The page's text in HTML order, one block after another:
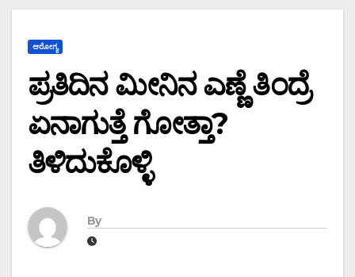
ಆರೋಗ್ಯ
ಪ್ರತಿದಿನ ಮೀನಿನ ಎಣ್ಣೆ ತಿಂದ್ರೆ
ಏನಾಗುತ್ತೆ ಗೋತ್ತಾ?
ತಿಳಿದುಕೊಳ್ಳಿ
By